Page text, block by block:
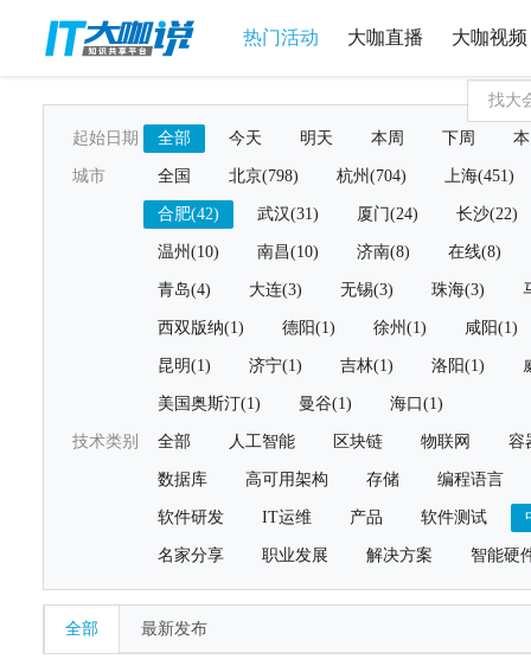
热门活动 大咖直播 大咖视频
起始日期 全部 今天 明天 本周 下周
城市 全国 北京(798) 杭州(704) 上海(451)
合肥(42) 武汉(31) 厦门(24) 长沙(22)
温州(10) 南昌(10) 济南(8) 在线(8)
青岛(4) 大连(3) 无锡(3) 珠海(3)
西双版纳(1) 德阳(1) 徐州(1) 咸阳(1)
昆明(1) 济宁(1) 吉林(1) 洛阳(1)
美国奥斯汀(1) 曼谷(1) 海口(1)
技术类别 全部 人工智能 区块链 物联网 容
数据库 高可用架构 存储 编程语言
软件研发 IT运维 产品 软件测试
名家分享 职业发展 解决方案 智能硬
全部 最新发布